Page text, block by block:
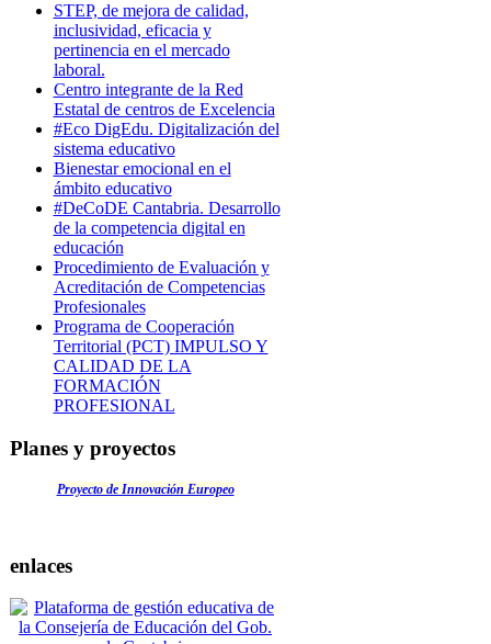
STEP, de mejora de calidad,
inclusividad, eficacia y
pertinencia en el mercado
laboral.
Centro integrante de la Red
Estatal de centros de Excelencia
#Eco DigEdu. Digitalización del
sistema educativo
Bienestar emocional en el
ámbito educativo
#DeCoDE Cantabria. Desarrollo
de la competencia digital en
educación
Procedimiento de Evaluación y
Acreditación de Competencias
Profesionales
Programa de Cooperación
Territorial (PCT) IMPULSO Y
CALIDAD DE LA
FORMACIÓN
PROFESIONAL
Planes y proyectos
Proyecto de Innovación Europeo
enlaces